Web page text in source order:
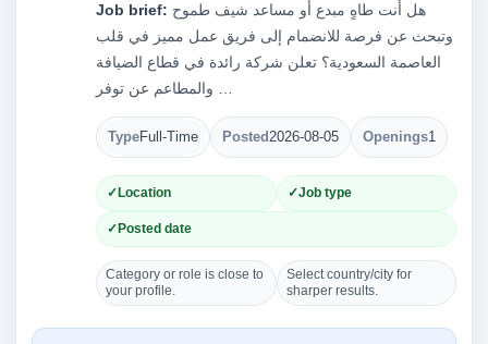
Job brief:
وتبحث عن فرصة للانضمام إلى فريق عمل مميز في قلب
العاصمة السعودية؟ تعلن شركة رائدة في قطاع الضيافة
TypeFull-Time Posted2026-08-05 Openings1
Location Job type
Posted date
Category or role is close to
your profile.
Select country/city for
sharper results.